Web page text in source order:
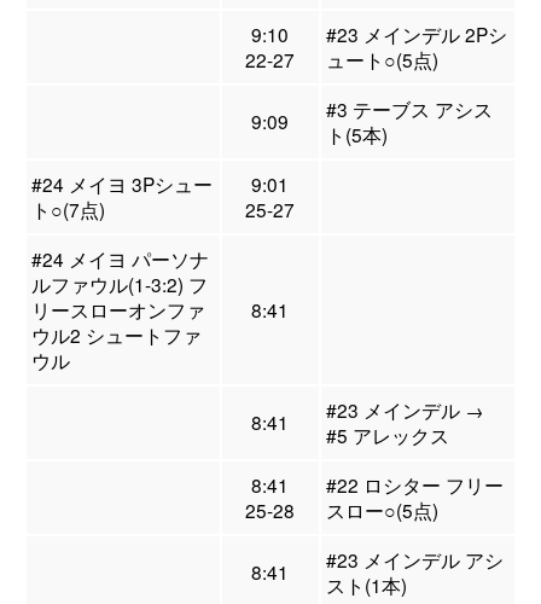
9:10
22-27
#23 メインデル 2Pシ
ュート○(5点)
9:09
#3 テーブス アシス
ト(5本)
#24 メイヨ 3Pシュー
ト○(7点)
9:01
25-27
#24 メイヨ パーソナ
ルファウル(1-3:2) フ
リースローオンファ
ウル2 シュートファ
ウル
8:41
8:41
#23 メインデル →
#5 アレックス
8:41
25-28
#22 ロシター フリー
スロー○(5点)
8:41
#23 メインデル アシ
スト(1本)